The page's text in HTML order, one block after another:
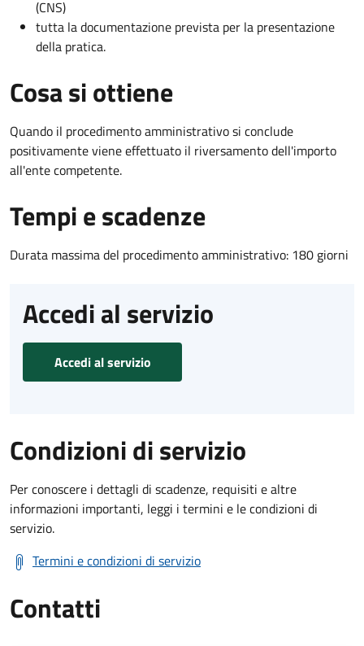
(CNS)
tutta la documentazione prevista per la presentazione
della pratica.
Cosa si ottiene
Quando il procedimento amministrativo si conclude
positivamente viene effettuato il riversamento dell'importo
all'ente competente.
Tempi e scadenze
Durata massima del procedimento amministrativo: 180 giorni
Accedi al servizio
Accedi al servizio
Condizioni di servizio
Per conoscere i dettagli di scadenze, requisiti e altre
informazioni importanti, leggi i termini e le condizioni di
servizio.
Termini e condizioni di servizio
Contatti